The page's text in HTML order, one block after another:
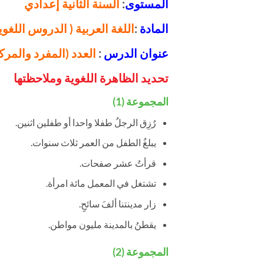
المستوى: السنة الثانية إعدادي
المادة :اللغة العربية ( الدروس
عنوان الدرس : العدد (المفرد
تحديد الظاهرة اللغوية وملاحظتها
المجموعة (1)
رُزِق الرجلُ طفلا واحدا أو طفلين اثنين.
يبلغُ الطفل من العمر ثلاث سنوات.
قرأتُ عشر صفحات.
تشتغل في المعمل مائة امرأة.
زار مدينتنا ألفَ سائحِِ.
يقطنُ بالمدينة مليون مواطن.
المجموعة (2)